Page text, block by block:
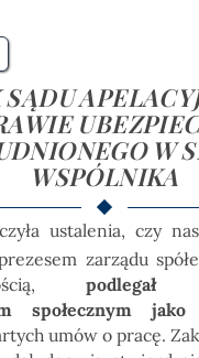
W
WSPÓLNIKA
ustalenia, czy
zarządu
podlegał
społecznym
umów o pracę.